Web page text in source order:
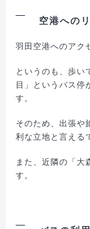
空港への
羽田空港へのアク
というのも、歩い
目」というバス停
す。
そのため、出張や
利な立地と言える
また、近隣の「大
す。